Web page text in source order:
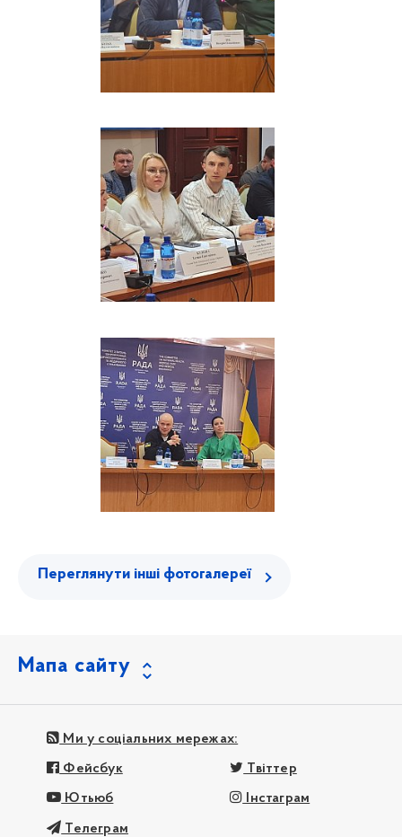
Переглянути інші фотогалереї
Мапа сайту
Ми у соціальних мережах:
Фейсбук Твіттер
Ютьюб Інстаграм
Телеграм